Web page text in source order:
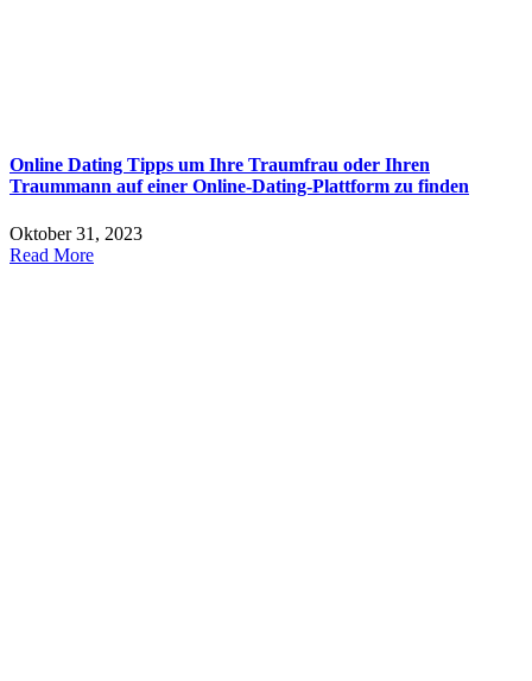
Online Dating Tipps um Ihre Traumfrau oder Ihren
Traummann auf einer Online-Dating-Plattform zu finden
Oktober 31, 2023
Read More